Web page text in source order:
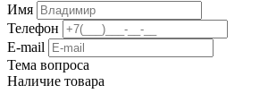
Имя
Телефон
E-mail
Тема вопроса
Наличие товара